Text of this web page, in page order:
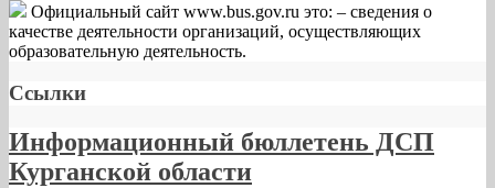
Официальный сайт www.bus.gov.ru это: – cведения о
качестве деятельности организаций, осуществляющих
образовательную деятельность.
Ссылки
Информационный бюллетень ДСП
Курганской области